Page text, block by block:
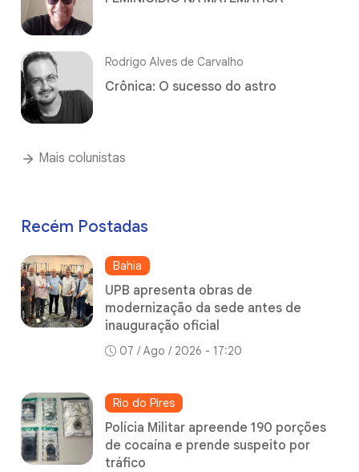
Rodrigo Alves de Carvalho
Crônica: O sucesso do astro
Mais colunistas
Recém Postadas
Bahia
UPB apresenta obras de
modernização da sede antes de
inauguração oficial
07 / Ago / 2026 - 17:20
Rio do Pires
Polícia Militar apreende 190 porções
de cocaína e prende suspeito por
tráfico